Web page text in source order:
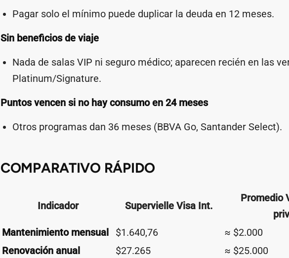
Pagar solo el mínimo puede duplicar la deuda en 12 meses.
Sin beneficios de viaje
Nada de salas VIP ni seguro médico; aparecen recién en las
Platinum/Signature.
Puntos vencen si no hay consumo en 24 meses
Otros programas dan 36 meses (BBVA Go, Santander Select).
COMPARATIVO RÁPIDO
Indicador Supervielle Visa Int.
Promedio
Mantenimiento mensual
$1.640,76
≈ $2.000
Renovación anual
$27.265 ≈ $25.000